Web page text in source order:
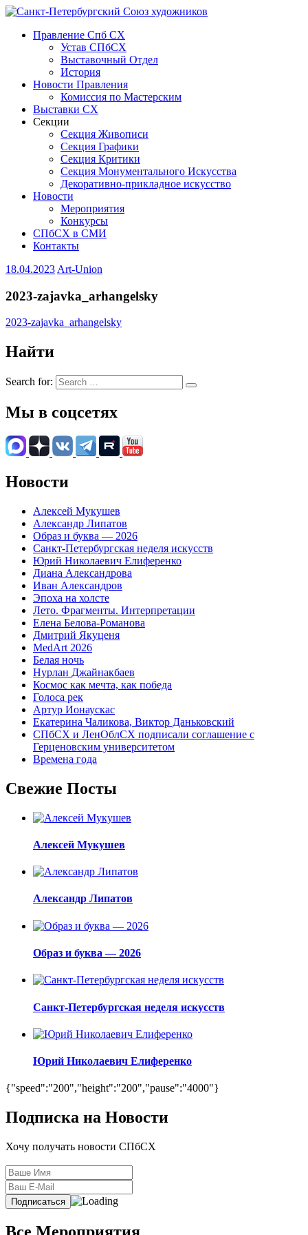
Правление Спб СХ
Устав СПбСХ
Выставочный Отдел
История
Новости Правления
Комиссия по Мастерским
Выставки СХ
Секции
Секция Живописи
Секция Графики
Секция Критики
Секция Монументального Искусства
Декоративно-прикладное искусство
Новости
Мероприятия
Конкурсы
СПбСХ в СМИ
Контакты
18.04.2023 Art-Union
2023-zajavka_arhangelsky
2023-zajavka_arhangelsky
Найти
Search for:
Мы в соцсетях
Новости
Алексей Мукушев
Александр Липатов
Образ и буква — 2026
Санкт-Петербургская неделя искусств
Юрий Николаевич Елиференко
Диана Александрова
Иван Александров
Эпоха на холсте
Лето. Фрагменты. Интерпретации
Елена Белова-Романова
Дмитрий Якуценя
MedArt 2026
Белая ночь
Нурлан Джайнакбаев
Космос как мечта, как победа
Голоса рек
Артур Ионаускас
Екатерина Чаликова, Виктор Даньковский
СПбСХ и ЛенОблСХ подписали соглашение с
Герценовским университетом
Времена года
Свежие Посты
Алексей Мукушев
Александр Липатов
Образ и буква — 2026
Санкт-Петербургская неделя искусств
Юрий Николаевич Елиференко
{"speed":"200","height":"200","pause":"4000"}
Подписка на Новости
Хочу получать новости СПбСХ